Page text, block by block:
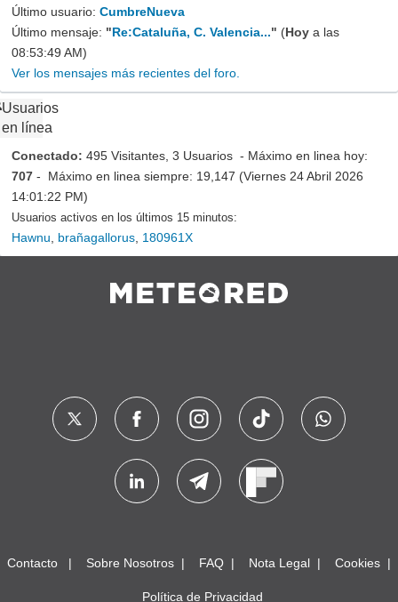
Último usuario: CumbreNueva
Último mensaje: "Re:Cataluña, C. Valencia..." (Hoy a las
08:53:49 AM)
Ver los mensajes más recientes del foro.
Usuarios
en línea
Conectado: 495 Visitantes, 3 Usuarios - Máximo en linea hoy:
707 - Máximo en linea siempre: 19,147 (Viernes 24 Abril 2026
14:01:22 PM)
Usuarios activos en los últimos 15 minutos:
Hawnu brañagallorus 180961X
Contacto Sobre Nosotros FAQ Nota Legal Cookies
Política de Privacidad